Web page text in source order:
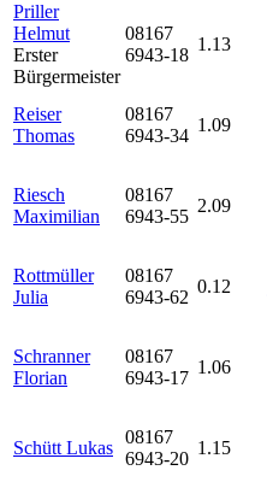
Priller
Helmut
Erster
Bürgermeister
08167
6943-18
1.13
Reiser
Thomas
08167
6943-34
1.09
Riesch
Maximilian
08167
6943-55
2.09
Rottmüller
Julia
08167
6943-62
0.12
Schranner
Florian
08167
6943-17
1.06
Schütt Lukas
08167
6943-20
1.15